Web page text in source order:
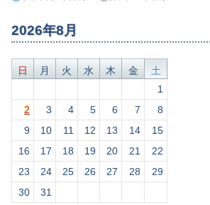
2026年8月
日 月 火 水 木 金
土
1
2
3 4 5 6 7
8
9
10 11 12 13 14
15
16
17 18 19 20 21
22
23
24 25 26 27 28
29
30
31